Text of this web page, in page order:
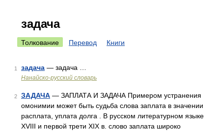
задача
Толкование Перевод Книги
1 задача — задача …
Нанайско-русский словарь
2 ЗАДАЧА — ЗАПЛАТА И ЗАДАЧА Примером устранения
омонимии может быть судьба слова заплата в значении
расплата, уплата долга . В русском литературном языке
XVIII и первой трети XIX в. слово заплата широко